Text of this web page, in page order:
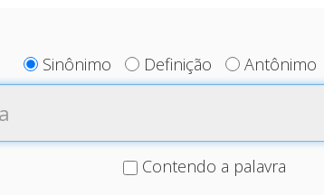
Sinônimo Definição Antônimo
Contendo a palavra